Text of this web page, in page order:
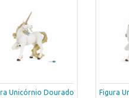
Unicórnio Dourado
Figura